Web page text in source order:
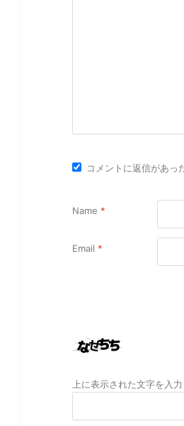
コメントに返信があっ
Name *
Email *
上に表示された文字を入力